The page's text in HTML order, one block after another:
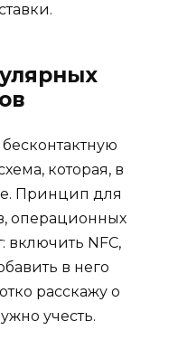
которая, в
Принцип для
операционных
включить NFC,
в него
расскажу о
учесть.